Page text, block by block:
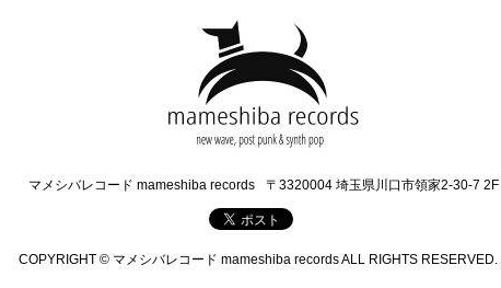
マメシバレコード mameshiba records 〒3320004 埼玉県川口市領家2-30-7 2F
COPYRIGHT © マメシバレコード mameshiba records ALL RIGHTS RESERVED.